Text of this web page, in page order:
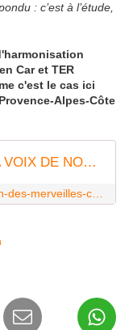
: c’est à l’étude,
Car et TER
c'est le cas ici
Alpes-Côte
Train des Merveilles, ça roule - LA VOIX DE NOSTERPACA